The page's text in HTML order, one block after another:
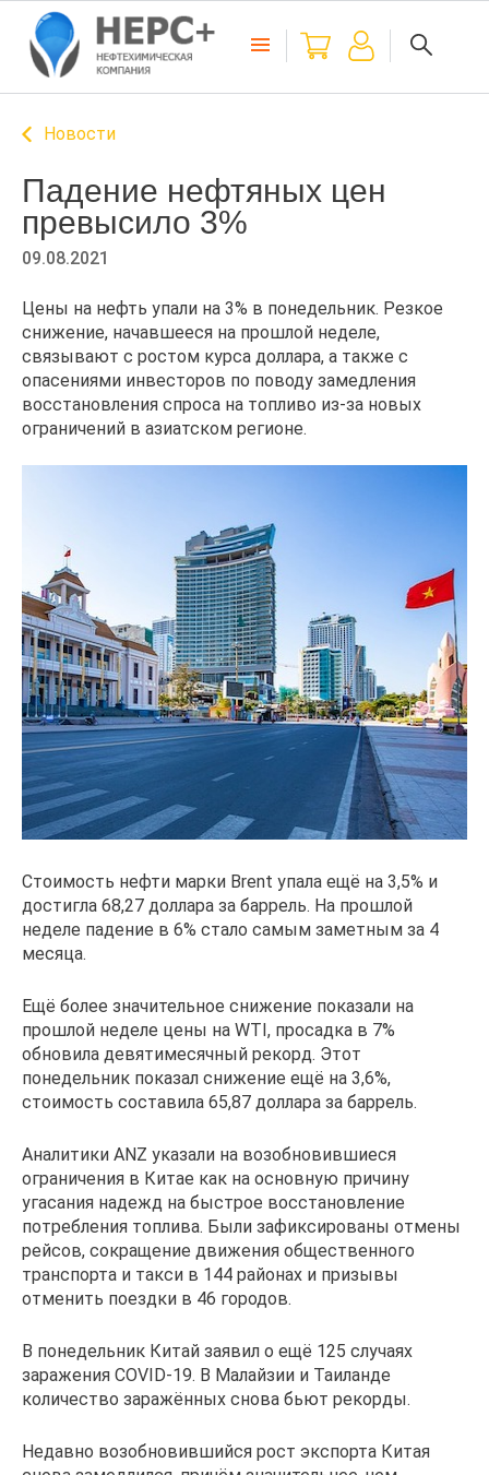
Новости
Падение нефтяных цен
превысило 3%
09.08.2021
Цены на нефть упали на 3% в понедельник. Резкое
снижение, начавшееся на прошлой неделе,
связывают с ростом курса доллара, а также с
опасениями инвесторов по поводу замедления
восстановления спроса на топливо из-за новых
ограничений в азиатском регионе.
Стоимость нефти марки Brent упала ещё на 3,5% и
достигла 68,27 доллара за баррель. На прошлой
неделе падение в 6% стало самым заметным за 4
месяца.
Ещё более значительное снижение показали на
прошлой неделе цены на WTI, просадка в 7%
обновила девятимесячный рекорд. Этот
понедельник показал снижение ещё на 3,6%,
стоимость составила 65,87 доллара за баррель.
Аналитики ANZ указали на возобновившиеся
ограничения в Китае как на основную причину
угасания надежд на быстрое восстановление
потребления топлива. Были зафиксированы отмены
рейсов, сокращение движения общественного
транспорта и такси в 144 районах и призывы
отменить поездки в 46 городов.
В понедельник Китай заявил о ещё 125 случаях
заражения COVID-19. В Малайзии и Таиланде
количество заражённых снова бьют рекорды.
Недавно возобновившийся рост экспорта Китая